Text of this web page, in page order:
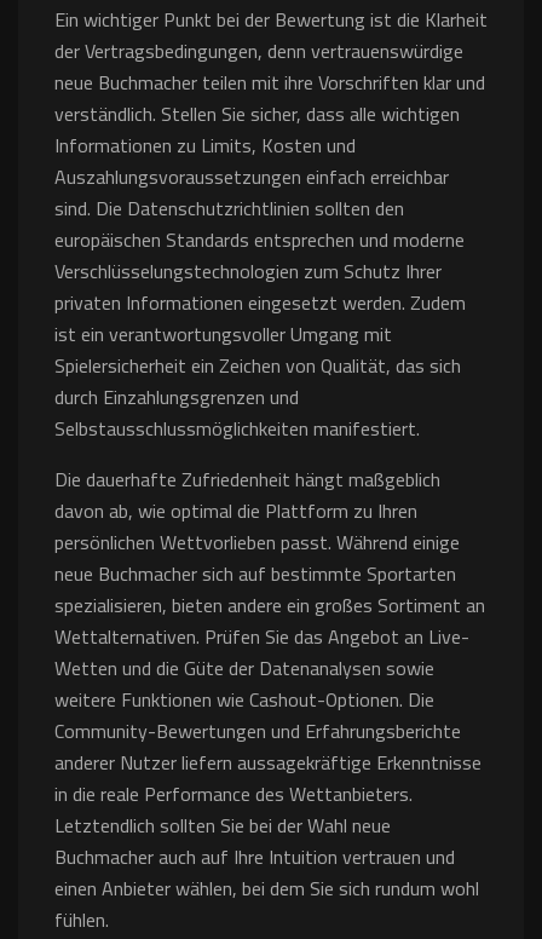
Ein wichtiger Punkt bei der Bewertung ist die Klarheit
der Vertragsbedingungen, denn vertrauenswürdige
neue Buchmacher teilen mit ihre Vorschriften klar und
verständlich. Stellen Sie sicher, dass alle wichtigen
Informationen zu Limits, Kosten und
Auszahlungsvoraussetzungen einfach erreichbar
sind. Die Datenschutzrichtlinien sollten den
europäischen Standards entsprechen und moderne
Verschlüsselungstechnologien zum Schutz Ihrer
privaten Informationen eingesetzt werden. Zudem
ist ein verantwortungsvoller Umgang mit
Spielersicherheit ein Zeichen von Qualität, das sich
durch Einzahlungsgrenzen und
Selbstausschlussmöglichkeiten manifestiert.
Die dauerhafte Zufriedenheit hängt maßgeblich
davon ab, wie optimal die Plattform zu Ihren
persönlichen Wettvorlieben passt. Während einige
neue Buchmacher sich auf bestimmte Sportarten
spezialisieren, bieten andere ein großes Sortiment an
Wettalternativen. Prüfen Sie das Angebot an Live-
Wetten und die Güte der Datenanalysen sowie
weitere Funktionen wie Cashout-Optionen. Die
Community-Bewertungen und Erfahrungsberichte
anderer Nutzer liefern aussagekräftige Erkenntnisse
in die reale Performance des Wettanbieters.
Letztendlich sollten Sie bei der Wahl neue
Buchmacher auch auf Ihre Intuition vertrauen und
einen Anbieter wählen, bei dem Sie sich rundum wohl
fühlen.